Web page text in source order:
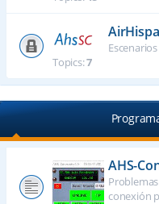
Topics:7
AHS-
conexión